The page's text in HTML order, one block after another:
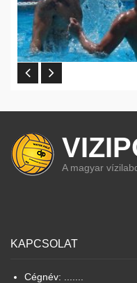
A magyar
KAPCSOLAT
Cégnév: .......